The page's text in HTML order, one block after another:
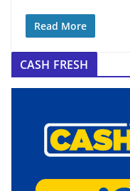
Read More
CASH FRESH